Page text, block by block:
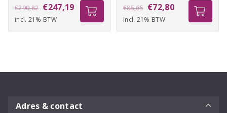
€290,82 Oorspronkelijke
prijs
was:
€247,19Huidige
prijs
is:
incl. 21% BTW
€85,65 Oorspronkelijke
prijs
was:
€72,80Huidige
prijs
is:
incl. 21% BTW
Adres & contact